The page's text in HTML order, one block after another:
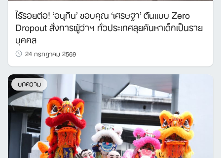
ไร้รอยต่อ! ‘อนุทิน’ ขอบคุณ ‘เศรษฐา’ ต้นแบบ Zero
Dropout สั่งการผู้ว่าฯ ทั่วประเทศลุยค้นหาเด็กเป็นราย
บุคคล
24 กรกฎาคม 2569
บทความ